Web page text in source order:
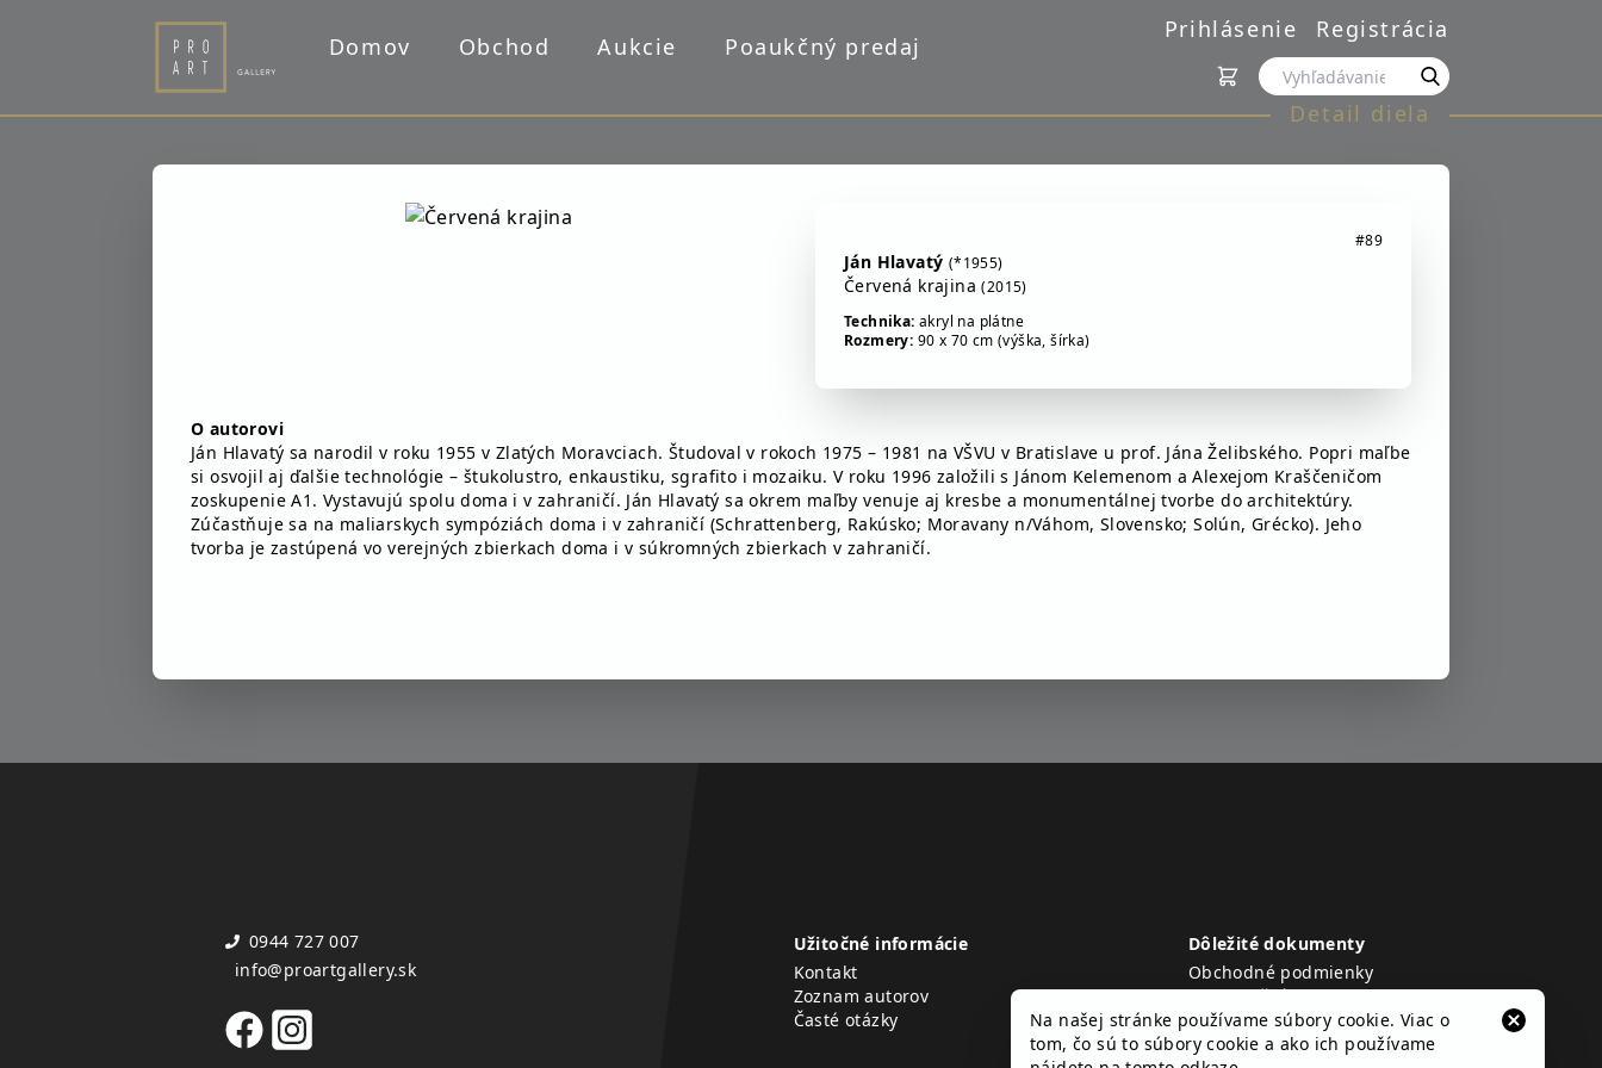
Domov Obchod Aukcie Poaukčný predaj
Prihlásenie Registrácia
Detail diela
#89
Ján Hlavatý (*1955)
Červená krajina(2015)
Technika: akryl na plátne
Rozmery: 90 x 70 cm (výška, šírka)
O autorovi
Ján Hlavatý sa narodil v roku 1955 v Zlatých Moravciach. Študoval v rokoch 1975 – 1981 na VŠVU v Bratislave u prof. Jána Želibského. Popri maľbe
si osvojil aj ďalšie technológie – štukolustro, enkaustiku, sgrafito i mozaiku. V roku 1996 založili s Jánom Kelemenom a Alexejom Kraščeničom
zoskupenie A1. Vystavujú spolu doma i v zahraničí. Ján Hlavatý sa okrem maľby venuje aj kresbe a monumentálnej tvorbe do architektúry.
Zúčastňuje sa na maliarskych sympóziách doma i v zahraničí (Schrattenberg, Rakúsko; Moravany n/Váhom, Slovensko; Solún, Grécko). Jeho
tvorba je zastúpená vo verejných zbierkach doma i v súkromných zbierkach v zahraničí.
0944 727 007
info@proartgallery.sk
Užitočné informácie
Kontakt
Zoznam autorov
Časté otázky
Dôležité dokumenty
Obchodné podmienky
Reklamačný poriadok
Ochrana osobných údajov
Cookies
Na našej stránke používame súbory cookie. Viac o
tom, čo sú to súbory cookie a ako ich používame